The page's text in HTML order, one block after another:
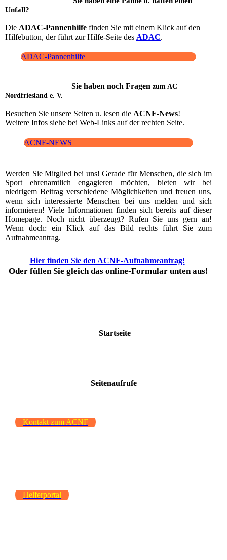
Unfall?
Die ADAC-Pannenhilfe finden Sie mit einem Klick auf den
Hilfebutton, der führt zur Hilfe-Seite des ADAC.
ADAC-Pannenhilfe
Sie haben noch Fragenzum AC
Nordfriesland e. V.
Besuchen Sie unsere Seiten u. lesen die ACNF-News!
Weitere Infos siehe bei Web-Links auf der rechten Seite.
ACNF-NEWS
Werden Sie Mitglied bei uns! Gerade für Menschen, die sich im
Sport ehrenamtlich engagieren möchten, bieten wir bei
niedrigem Beitrag verschiedene Möglichkeiten und freuen uns,
wenn sich interessierte Menschen bei uns melden und sich
informieren! Viele Informationen finden sich bereits auf dieser
Homepage. Noch nicht überzeugt? Rufen Sie uns gern an!
Wenn doch: ein Klick auf das Bild rechts führt Sie zum
Aufnahmeantrag.
Hier finden Sie den ACNF-Aufnahmeantrag!
Oder füllen Sie gleich das online-Formular unten aus!
Startseite
Seitenaufrufe
Kontakt zum ACNF
Helferportal